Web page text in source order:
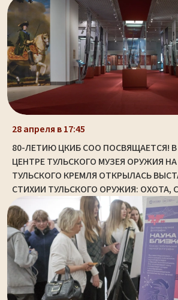
28 апреля в 17:45
80-ЛЕТИЮ ЦКИБ СОО ПОСВЯЩАЕТСЯ!
ЦЕНТРЕ ТУЛЬСКОГО МУЗЕЯ ОРУЖИЯ
ТУЛЬСКОГО КРЕМЛЯ ОТКРЫЛАСЬ
СТИХИИ ТУЛЬСКОГО ОРУЖИЯ: ОХОТА,